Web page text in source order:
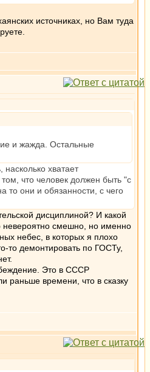
источниках, но Вам туда
и жажда. Остальные
хватает
что человек должен быть "с
то они и обязанности, с чего
дисциплиной? И какой
невероятно смешно, но именно
небес, в которых я плохо
то демонтировать по ГОСТу,
Это в СССР
раньше времени, что в сказку